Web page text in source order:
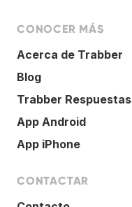
CONOCER MÁS
Acerca de Trabber
Blog
Trabber Respuestas
App Android
App iPhone
CONTACTAR